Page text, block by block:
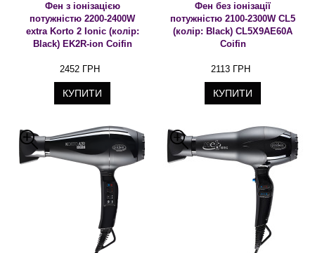
Фен з іонізацією
потужністю 2200-2400W
extra Korto 2 Ionic (колір:
Black) EK2R-ion Coifin
2452 ГРН
КУПИТИ
Фен без іонізації
потужністю 2100-2300W CL5
(колір: Black) CL5X9AE60A
Coifin
2113 ГРН
КУПИТИ